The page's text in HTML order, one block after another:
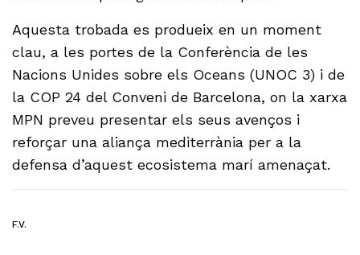
Aquesta trobada es produeix en un moment
clau, a les portes de la Conferència de les
Nacions Unides sobre els Oceans (UNOC 3) i de
la COP 24 del Conveni de Barcelona, on la xarxa
MPN preveu presentar els seus avenços i
reforçar una aliança mediterrània per a la
defensa d’aquest ecosistema marí amenaçat.
F.V.